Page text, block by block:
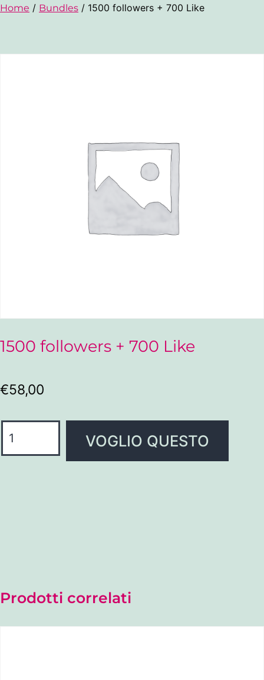
Home / Bundles / 1500 followers + 700 Like
1500 followers + 700 Like
€58,00
VOGLIO QUESTO
Prodotti correlati